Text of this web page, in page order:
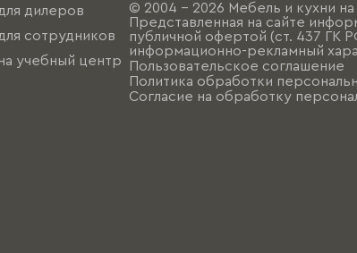
дилеров
сотрудников
учебный центр
© 2004 - 2026 Мебель и кухни
Представленная на сайте
публичной офертой (ст. 437 ГК
информационно-рекламный
Пользовательское соглашение
Политика обработки
Согласие на обработку